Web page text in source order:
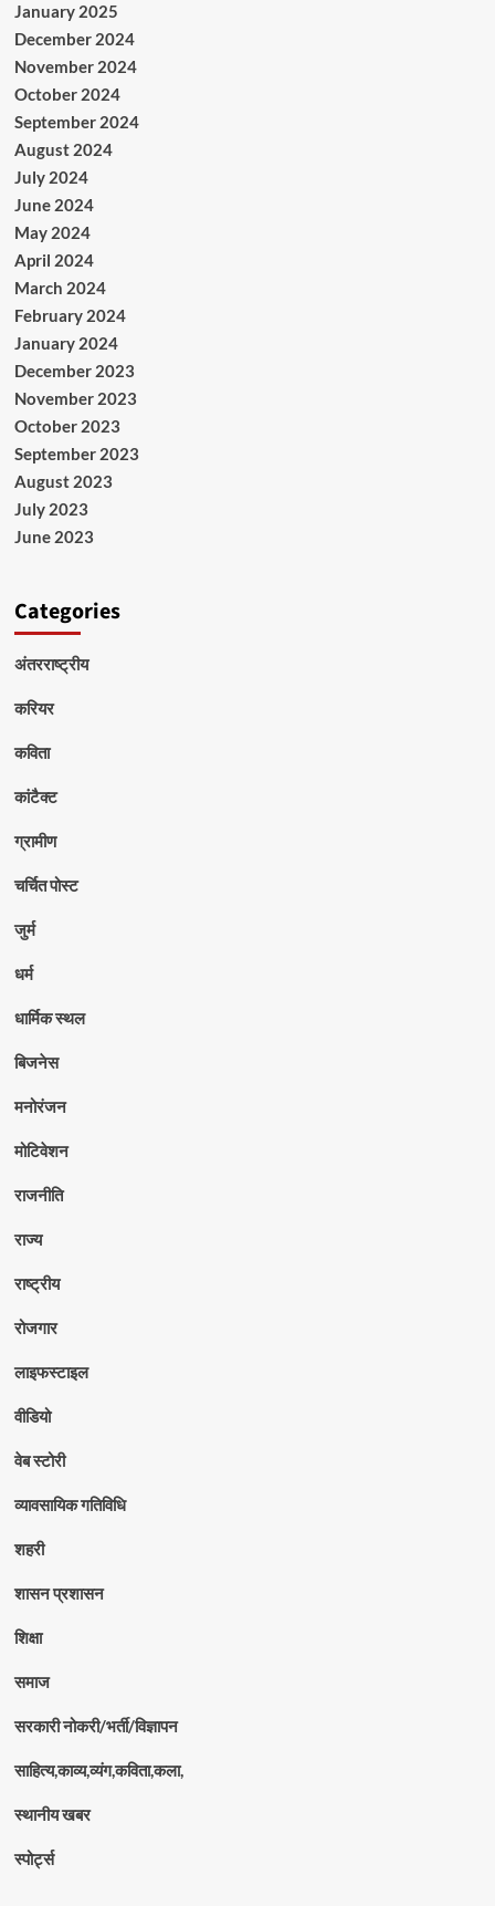
January 2025
December 2024
November 2024
October 2024
September 2024
August 2024
July 2024
June 2024
May 2024
April 2024
March 2024
February 2024
January 2024
December 2023
November 2023
October 2023
September 2023
August 2023
July 2023
June 2023
Categories
अंतरराष्ट्रीय
करियर
कविता
कांटैक्ट
ग्रामीण
चर्चित पोस्ट
जुर्म
धर्म
धार्मिक स्थल
बिजनेस
मनोरंजन
मोटिवेशन
राजनीति
राज्य
राष्ट्रीय
रोजगार
लाइफस्टाइल
वीडियो
वेब स्टोरी
व्यावसायिक गतिविधि
शहरी
शासन प्रशासन
शिक्षा
समाज
सरकारी नोकरी/भर्ती/विज्ञापन
साहित्य,काव्य,व्यंग,कविता,कला,
स्थानीय खबर
स्पोर्ट्स